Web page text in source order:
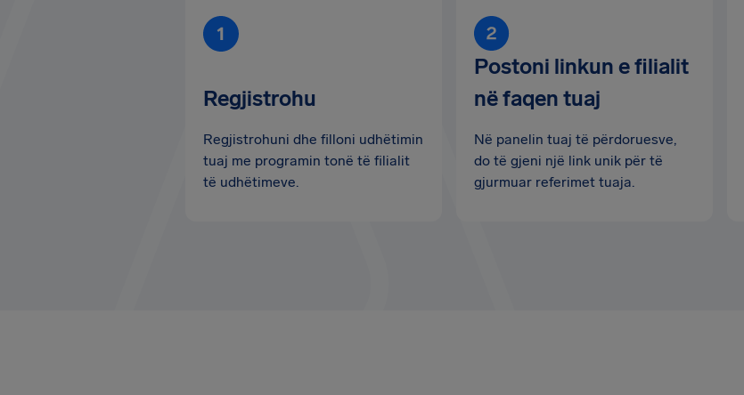
Regjistrohu
Regjistrohuni dhe filloni udhëtimin
tuaj me programin tonë të filialit
të udhëtimeve.
Postoni linkun e filialit
në faqen tuaj
Në panelin tuaj të përdoruesve,
do të gjeni një link unik për të
gjurmuar referimet tuaja.